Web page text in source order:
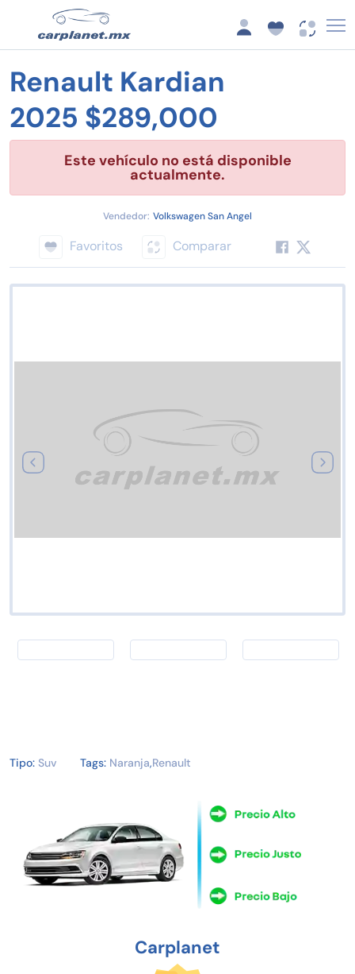
Renault Kardian
2025 $289,000
Este vehículo no está disponible
actualmente.
Vendedor: Volkswagen San Angel
Favoritos Comparar
Tipo: Suv Tags: Naranja,Renault
Carplanet